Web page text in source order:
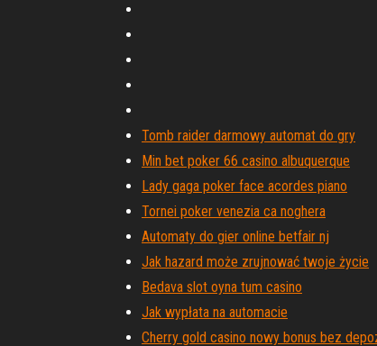
Tomb raider darmowy automat do gry
Min bet poker 66 casino albuquerque
Lady gaga poker face acordes piano
Tornei poker venezia ca noghera
Automaty do gier online betfair nj
Jak hazard może zrujnować twoje życie
Bedava slot oyna tum casino
Jak wypłata na automacie
Cherry gold casino nowy bonus bez